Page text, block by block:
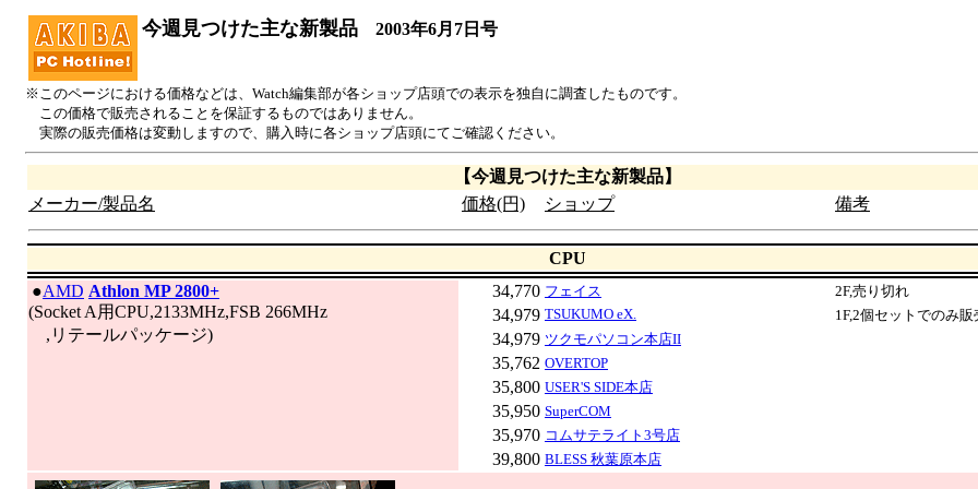
今週見つけた主な新製品 2003年6月7日号
※このページにおける価格などは、Watch編集部が各ショップ店頭での表示を独自に調査したものです。
この価格で販売されることを保証するものではありません。
実際の販売価格は変動しますので、購入時に各ショップ店頭にてご確認ください。
【今週見つけた主な新製品】
メーカー/製品名
価格(円) ショップ 備考
CPU
●AMD Athlon MP 2800+
(Socket A用CPU,2133MHz,FSB 266MHz
,リテールパッケージ)
34,770 フェイス 2F,売り切れ
34,979 TSUKUMO eX. 1F,2個セットでのみ販
34,979 ツクモパソコン本店II
35,762 OVERTOP
35,800 USER'S SIDE本店
35,950 SuperCOM
35,970 コムサテライト3号店
39,800 BLESS 秋葉原本店